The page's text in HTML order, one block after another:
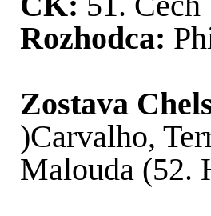
Rozhodca:
Zostava
)Carvalho,
Malouda (52.